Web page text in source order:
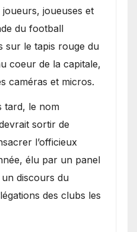
joueuses et
du football
sur le tapis rouge du
coeur de la capitale,
caméras et micros.
tard, le nom
sortir de
l’officieux
élu par un panel
discours du
des clubs les